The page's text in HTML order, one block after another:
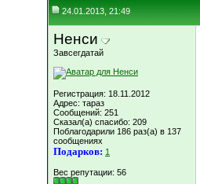
24.01.2013, 21:49
Ненси
Завсегдатай
Регистрация: 18.11.2012
Адрес: тараз
Сообщений: 251
Сказал(а) спасибо: 209
Поблагодарили 186 раз(а) в 137
сообщениях
Подарков: 1
Вес репутации: 56